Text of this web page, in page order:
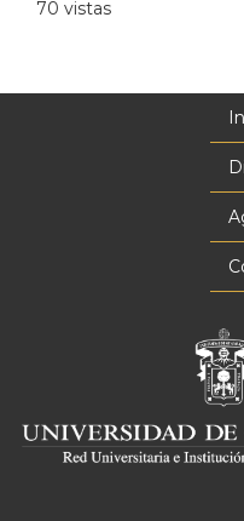
70 vistas